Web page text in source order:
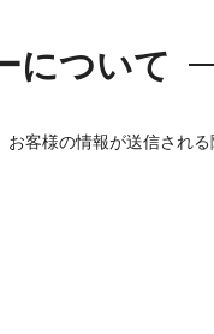
について
客様の情報が送信され